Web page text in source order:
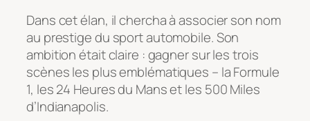
Dans cet élan, il chercha à associer son nom
au prestige du sport automobile. Son
ambition était claire : gagner sur les trois
scènes les plus emblématiques – la Formule
1, les 24 Heures du Mans et les 500 Miles
d’Indianapolis.